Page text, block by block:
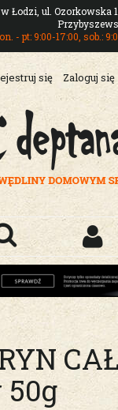
Łodzi, ul. Ozorkowska
- pt: 9:00-17:00, sob.:
się Zaloguj się
50g